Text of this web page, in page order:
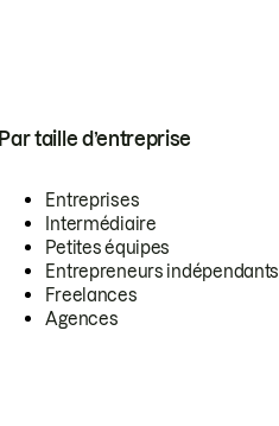
Par taille d’entreprise
Entreprises
Intermédiaire
Petites équipes
Entrepreneurs indépendants
Freelances
Agences